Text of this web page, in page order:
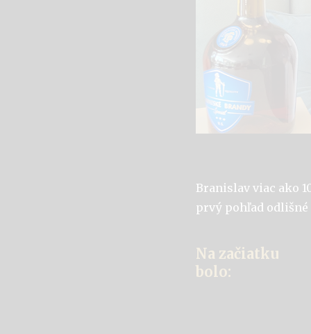
Branislav viac ako
prvý pohľad odlišné
Na začiatku
bolo: